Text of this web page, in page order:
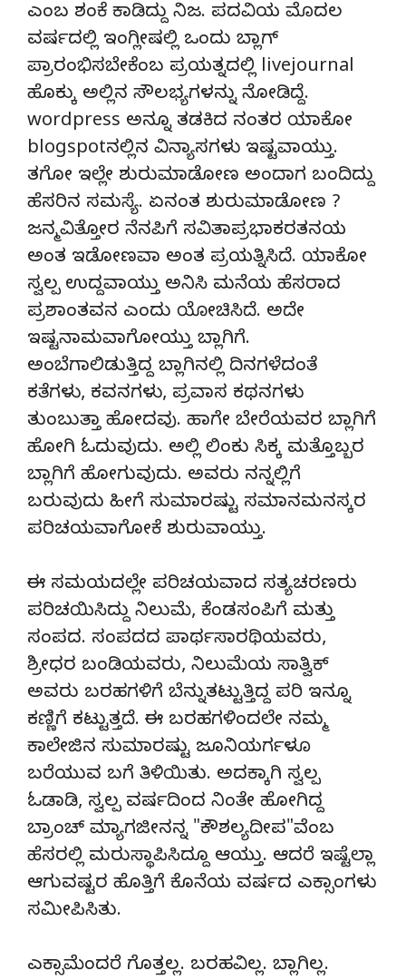
ಎಂಬ ಶಂಕೆ ಕಾಡಿದ್ದು ನಿಜ. ಪದವಿಯ ಮೊದಲ
ವರ್ಷದಲ್ಲಿ ಇಂಗ್ಲೀಷಲ್ಲಿ ಒಂದು ಬ್ಲಾಗ್
ಪ್ರಾರಂಭಿಸಬೇಕೆಂಬ ಪ್ರಯತ್ನದಲ್ಲಿ livejournal
ಹೊಕ್ಕು ಅಲ್ಲಿನ ಸೌಲಭ್ಯಗಳನ್ನು ನೋಡಿದ್ದೆ.
wordpress ಅನ್ನೂ ತಡಕಿದ ನಂತರ ಯಾಕೋ
blogspotನಲ್ಲಿನ ವಿನ್ಯಾಸಗಳು ಇಷ್ಟವಾಯ್ತು.
ತಗೋ ಇಲ್ಲೇ ಶುರುಮಾಡೋಣ ಅಂದಾಗ ಬಂದಿದ್ದು
ಹೆಸರಿನ ಸಮಸ್ಯೆ. ಏನಂತ ಶುರುಮಾಡೋಣ ?
ಜನ್ಮವಿತ್ತೋರ ನೆನಪಿಗೆ ಸವಿತಾಪ್ರಭಾಕರತನಯ
ಅಂತ ಇಡೋಣವಾ ಅಂತ ಪ್ರಯತ್ನಿಸಿದೆ. ಯಾಕೋ
ಸ್ವಲ್ಪ ಉದ್ದವಾಯ್ತು ಅನಿಸಿ ಮನೆಯ ಹೆಸರಾದ
ಪ್ರಶಾಂತವನ ಎಂದು ಯೋಚಿಸಿದೆ. ಅದೇ
ಇಷ್ಟನಾಮವಾಗೋಯ್ತು ಬ್ಲಾಗಿಗೆ.
ಅಂಬೆಗಾಲಿಡುತ್ತಿದ್ದ ಬ್ಲಾಗಿನಲ್ಲಿ ದಿನಗಳೆದಂತೆ
ಕತೆಗಳು, ಕವನಗಳು, ಪ್ರವಾಸ ಕಥನಗಳು
ತುಂಬುತ್ತಾ ಹೋದವು. ಹಾಗೇ ಬೇರೆಯವರ ಬ್ಲಾಗಿಗೆ
ಹೋಗಿ ಓದುವುದು. ಅಲ್ಲಿ ಲಿಂಕು ಸಿಕ್ಕ ಮತ್ತೊಬ್ಬರ
ಬ್ಲಾಗಿಗೆ ಹೋಗುವುದು. ಅವರು ನನ್ನಲ್ಲಿಗೆ
ಬರುವುದು ಹೀಗೆ ಸುಮಾರಷ್ಟು ಸಮಾನಮನಸ್ಕರ
ಪರಿಚಯವಾಗೋಕೆ ಶುರುವಾಯ್ತು.
ಈ ಸಮಯದಲ್ಲೇ ಪರಿಚಯವಾದ ಸತ್ಯಚರಣರು
ಪರಿಚಯಿಸಿದ್ದು ನಿಲುಮೆ, ಕೆಂಡಸಂಪಿಗೆ ಮತ್ತು
ಸಂಪದ. ಸಂಪದದ ಪಾರ್ಥಸಾರಥಿಯವರು,
ಶ್ರೀಧರ ಬಂಡಿಯವರು, ನಿಲುಮೆಯ ಸಾತ್ವಿಕ್
ಅವರು ಬರಹಗಳಿಗೆ ಬೆನ್ನುತಟ್ಟುತ್ತಿದ್ದ ಪರಿ ಇನ್ನೂ
ಕಣ್ಣಿಗೆ ಕಟ್ಟುತ್ತದೆ. ಈ ಬರಹಗಳಿಂದಲೇ ನಮ್ಮ
ಕಾಲೇಜಿನ ಸುಮಾರಷ್ಟು ಜೂನಿಯರ್ಗಳೂ
ಬರೆಯುವ ಬಗೆ ತಿಳಿಯಿತು. ಅದಕ್ಕಾಗಿ ಸ್ವಲ್ಪ
ಓಡಾಡಿ, ಸ್ವಲ್ಪ ವರ್ಷದಿಂದ ನಿಂತೇ ಹೋಗಿದ್ದ
ಬ್ರಾಂಚ್ ಮ್ಯಾಗಜೀನನ್ನ "ಕೌಶಲ್ಯದೀಪ"ವೆಂಬ
ಹೆಸರಲ್ಲಿ ಮರುಸ್ಥಾಪಿಸಿದ್ದೂ ಆಯ್ತು. ಆದರೆ ಇಷ್ಟೆಲ್ಲಾ
ಆಗುವಷ್ಟರ ಹೊತ್ತಿಗೆ ಕೊನೆಯ ವರ್ಷದ ಎಕ್ಸಾಂಗಳು
ಸಮೀಪಿಸಿತು.
ಎಕ್ಸಾಮೆಂದರೆ ಗೊತ್ತಲ್ಲ. ಬರಹವಿಲ್ಲ. ಬ್ಲಾಗಿಲ್ಲ.